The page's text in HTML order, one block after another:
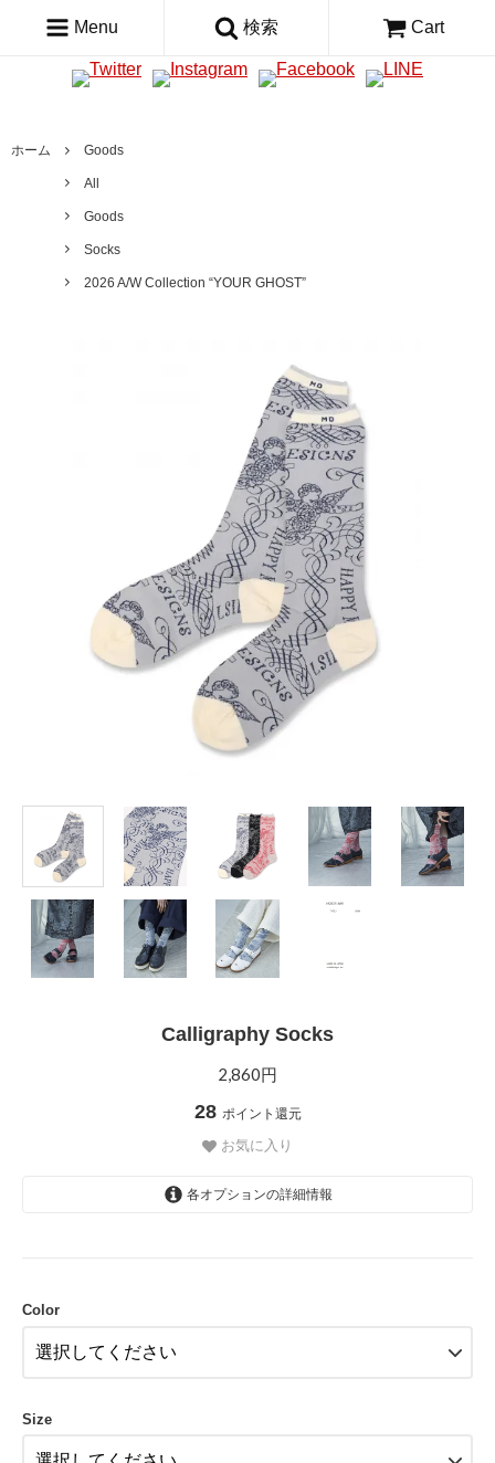
Menu 検索 Cart
ホーム Goods
All
Goods
Socks
2026 A/W Collection “YOUR GHOST”
Calligraphy Socks
2,860円
28 ポイント還元
お気に入り
各オプションの詳細情報
Color
Size